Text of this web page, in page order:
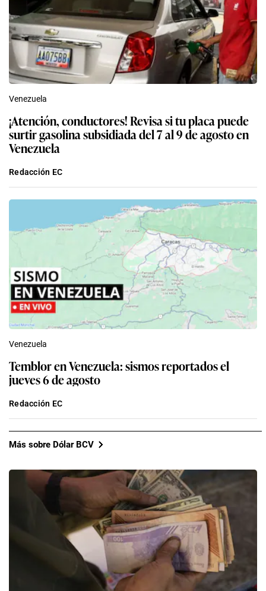
Venezuela
¡Atención, conductores! Revisa si tu placa puede
surtir gasolina subsidiada del 7 al 9 de agosto en
Venezuela
Redacción EC
Venezuela
Temblor en Venezuela: sismos reportados el
jueves 6 de agosto
Redacción EC
Más sobre Dólar BCV